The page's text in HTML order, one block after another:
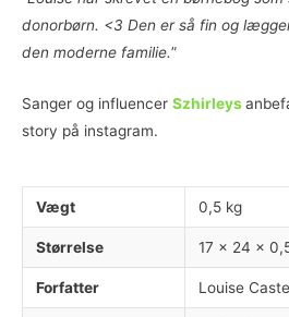
donorbørn. <3 Den er så fin og
den moderne familie.”
Sanger og influencer Szhirleys
story på instagram.
Vægt 0,5 kg
Størrelse 17 × 24 ×
Forfatter Louise